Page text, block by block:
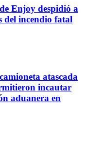
Enjoy despidió a
del incendio fatal
atascada
incautar
aduanera en